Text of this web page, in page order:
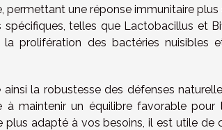
permettant une réponse immunitaire
telles que Lactobacillus et
prolifération des bactéries nuisibles
la robustesse des défenses
à maintenir un équilibre favorable pour
adapté à vos besoins, il est utile de